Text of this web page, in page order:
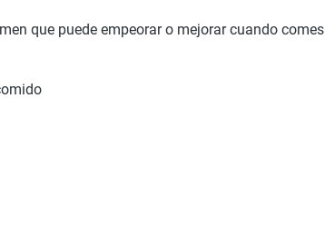
que puede empeorar o mejorar cuando comes